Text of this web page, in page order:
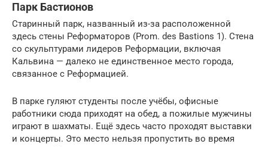
Парк Бастионов
Старинный парк, названный из-за расположенной
здесь стены Реформаторов (Prom. des Bastions 1). Стена
со скульптурами лидеров Реформации, включая
Кальвина — далеко не единственное место города,
связанное с Реформацией.
В парке гуляют студенты после учёбы, офисные
работники сюда приходят на обед, а пожилые мужчины
играют в шахматы. Ещё здесь часто проходят выставки
и концерты. Это место нельзя пропустить во время